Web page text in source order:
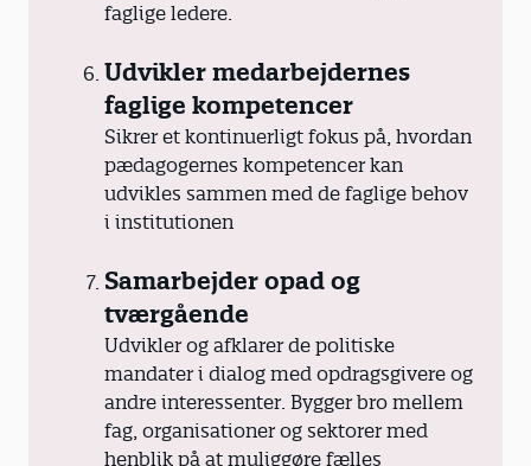
faglige ledere.
Udvikler medarbejdernes
faglige kompetencer
Sikrer et kontinuerligt fokus på, hvordan
pædagogernes kompetencer kan
udvikles sammen med de faglige behov
i institutionen
Samarbejder opad og
tværgående
Udvikler og afklarer de politiske
mandater i dialog med opdragsgivere og
andre interessenter. Bygger bro mellem
fag, organisationer og sektorer med
henblik på at muliggøre fælles